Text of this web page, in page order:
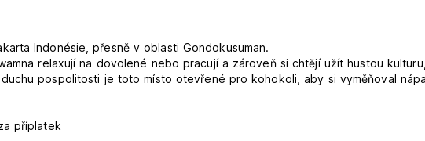
Indonésie, přesně v oblasti Gondokusuman.
relaxují na dovolené nebo pracují a zároveň si chtějí užít hustou
pospolitosti je toto místo otevřené pro kohokoli, aby si vyměňoval
příplatek